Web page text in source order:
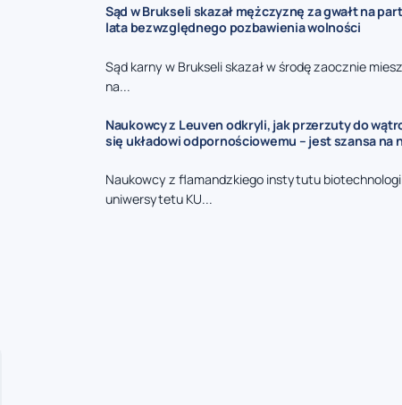
Sąd w Brukseli skazał mężczyznę za gwałt na
lata bezwzględnego pozbawienia wolności
Sąd karny w Brukseli skazał w środę zaocznie
na...
Naukowcy z Leuven odkryli, jak przerzuty do
się układowi odpornościowemu – jest szansa na
Naukowcy z flamandzkiego instytutu
uniwersytetu KU...